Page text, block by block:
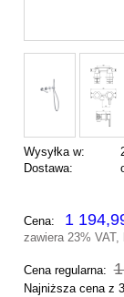
Wysyłka w:
Dostawa:
Cena nie
Cena: 1
zawiera 23%
Cena regularna:
Najniższa cena z